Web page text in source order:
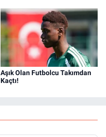
Aşık Olan Futbolcu Takımdan
Kaçtı!